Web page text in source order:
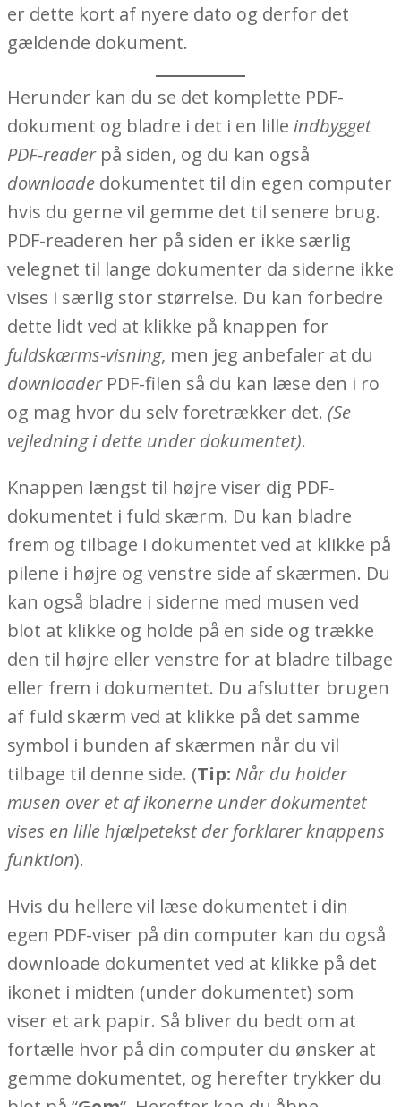
er dette kort af nyere dato og derfor det
gældende dokument.
Herunder kan du se det komplette PDF-
dokument og bladre i det i en lille indbygget
PDF-readerpå siden, og du kan også
downloade dokumentet til din egen computer
hvis du gerne vil gemme det til senere brug.
PDF-readeren her på siden er ikke særlig
velegnet til lange dokumenter da siderne ikke
vises i særlig stor størrelse. Du kan forbedre
dette lidt ved at klikke på knappen for
fuldskærms-visning, men jeg anbefaler at du
downloaderPDF-filen så du kan læse den i ro
og mag hvor du selv foretrækker det. (Se
vejledning i dette under dokumentet).
Knappen længst til højre viser dig PDF-
dokumentet i fuld skærm. Du kan bladre
frem og tilbage i dokumentet ved at klikke på
pilene i højre og venstre side af skærmen. Du
kan også bladre i siderne med musen ved
blot at klikke og holde på en side og trække
den til højre eller venstre for at bladre tilbage
eller frem i dokumentet. Du afslutter brugen
af fuld skærm ved at klikke på det samme
symbol i bunden af skærmen når du vil
tilbage til denne side. (Tip: Når du holder
musen over et af ikonerne under dokumentet
vises en lille hjælpetekst der forklarer knappens
funktion).
Hvis du hellere vil læse dokumentet i din
egen PDF-viser på din computer kan du også
downloade dokumentet ved at klikke på det
ikonet i midten (under dokumentet) som
viser et ark papir. Så bliver du bedt om at
fortælle hvor på din computer du ønsker at
gemme dokumentet, og herefter trykker du